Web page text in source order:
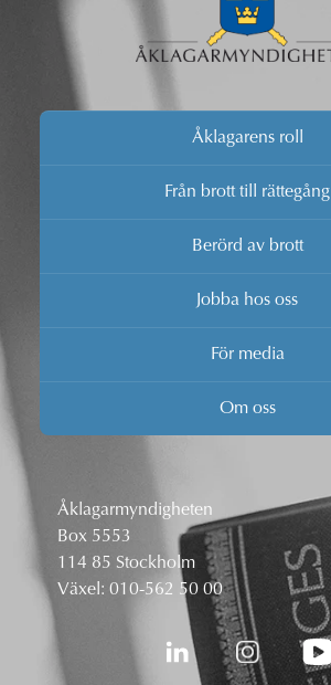
Åklagarens roll
Från brott till rättegång
Berörd av brott
Jobba hos oss
För media
Om oss
Åklagarmyndigheten
Box 5553
114 85 Stockholm
Växel: 010-562 50 00